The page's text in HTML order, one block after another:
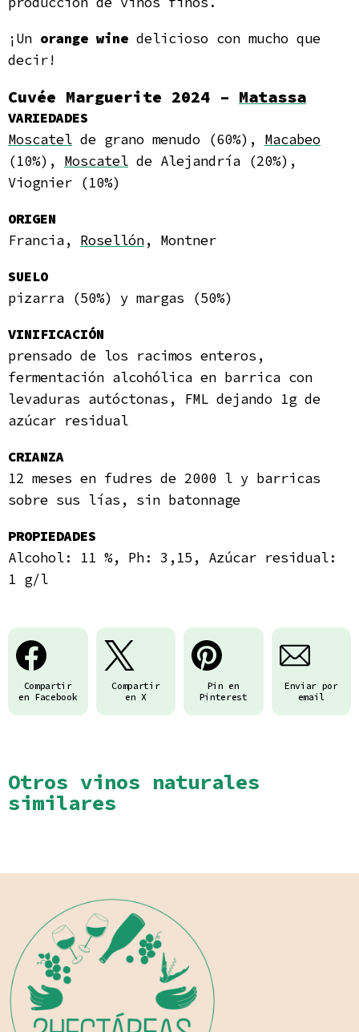
¡Un orange wine delicioso con mucho que
decir!
Cuvée Marguerite 2024 – Matassa
VARIEDADES
Moscatel de grano menudo (60%), Macabeo
(10%), Moscatel de Alejandría (20%),
Viognier (10%)
ORIGEN
Francia, Rosellón, Montner
SUELO
pizarra (50%) y margas (50%)
VINIFICACIÓN
prensado de los racimos enteros,
fermentación alcohólica en barrica con
levaduras autóctonas, FML dejando 1g de
azúcar residual
CRIANZA
12 meses en fudres de 2000 l y barricas
sobre sus lías, sin batonnage
PROPIEDADES
Alcohol: 11 %, Ph: 3,15, Azúcar residual:
1 g/l
Compartir
en Facebook
Compartir
en X
Pin en
Pinterest
Enviar por
email
Otros vinos naturales
similares